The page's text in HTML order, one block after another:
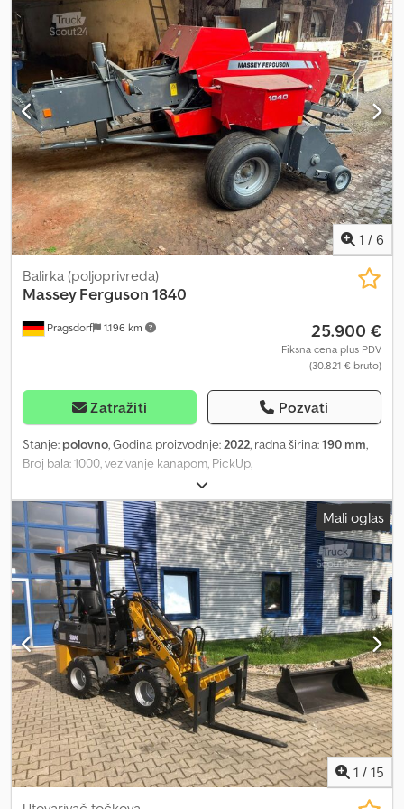
Godina proizvodnje:
2020, Oprema:ABS, elektronski program
stabilnosti (ESP), klima uređaj, * Mercedes Actros 2546 MP5 6x2
cisterna za dizel i lož ulje * Euro6D * Automatski menjač *
Motorna kočnica * Willig rezervoar * Nadogradnja godina 2020 *
ADR AT * Zapremina rezervoara 21.500 litara * 2 komore
8.900L/11.300L * Gornje/donje punjenje * Pumpa * Brojač *
Bubanj za crevo * Lisnato-vazdušno vešanje * Asistent za
skretanje * PPC * Active Brake Assist Cjdpfjyz H Rlox Aatsha *
Alcoa aluminijumske felne * Podizna osovina * Kuka za prikolicu *
Kabina za lokalni transport * Klima/grejanje za stajanje * Kamera za
vožnju unazad * Električni podizači stakala
1 / 6
Pragsdorf 1.196 km
Balirka (poljoprivreda)
Massey Ferguson 1840
25.900 €
Fiksna cena plus PDV
(30.821 € bruto)
Zatražiti Pozvati
Stanje: polovno, Godina proizvodnje:2022, radna širina:190 mm,
Broj bala: 1000, vezivanje kanapom, PickUp,
jednoosovina_____Presa za visoki pritisak MF 1840- širina PickUp-a
1,90 m- dimenzije bale 46 x 36 cm i dužina od 0,70 m do 1,30 m-
gume 31x13,5x15,8- ventilator za čvorovač- vezivanje kanapom-
pritisak bale hidraulično podesiv, mesto skladištenja: kupac
Cjdpfxsw Ibcns Aatsha
Mali oglas
1 / 15